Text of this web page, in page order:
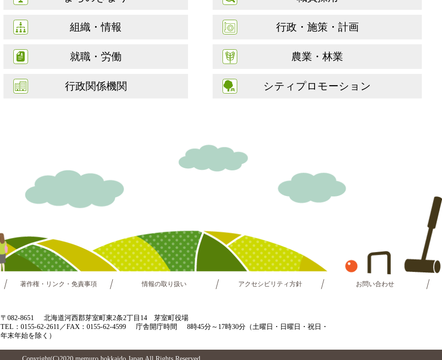
組織・情報 行政・施策・計画
就職・労働 農業・林業
行政関係機関 シティプロモーション
著作権・リンク・免責事項 情報の取り扱い アクセシビリティ方針 お問い合わせ
〒082-8651
北海道河西郡芽室町東2条2丁目14 芽室町役場
TEL：0155-62-2611／FAX：0155-62-4599
庁舎開庁時間
8時45分～17時30分（土曜日・日曜日・祝日・
年末年始を除く）